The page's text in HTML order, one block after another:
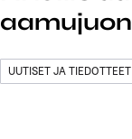
UUTISET JA TIEDOTTEET